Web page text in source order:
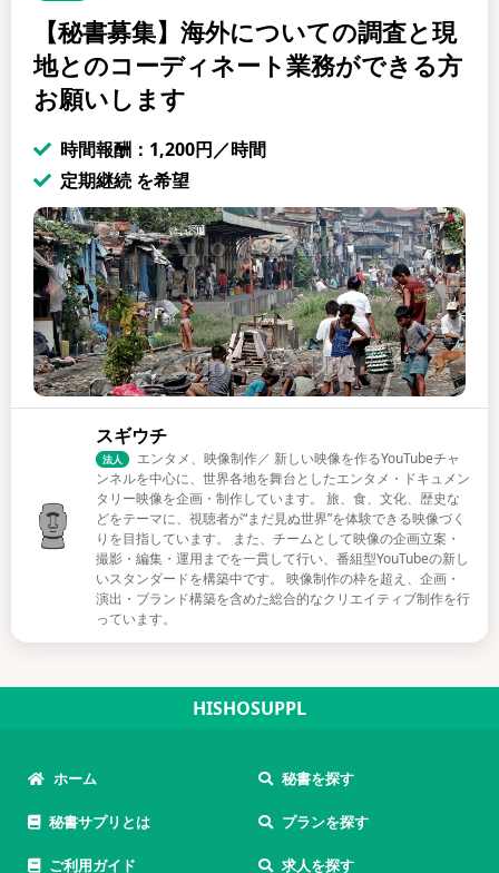
【秘書募集】海外についての調査と現
地とのコーディネート業務ができる方
お願いします
時間報酬：1,200円／時間
定期継続 を希望
スギウチ
法人
エンタメ、映像制作／ 新しい映像を作るYouTubeチャ
ンネルを中心に、世界各地を舞台としたエンタメ・ドキュメン
タリー映像を企画・制作しています。 旅、食、文化、歴史な
どをテーマに、視聴者が“まだ見ぬ世界”を体験できる映像づく
りを目指しています。 また、チームとして映像の企画立案・
撮影・編集・運用までを一貫して行い、番組型YouTubeの新し
いスタンダードを構築中です。 映像制作の枠を超え、企画・
演出・ブランド構築を含めた総合的なクリエイティブ制作を行
っています。
HISHOSUPPL
ホーム
秘書サプリとは
ご利用ガイド
秘書を探す
プランを探す
求人を探す